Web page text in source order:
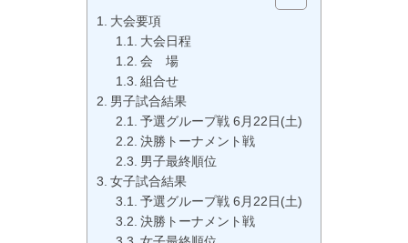
大会要項
大会日程
会 場
組合せ
男子試合結果
予選グループ戦 6月22日(土)
決勝トーナメント戦
男子最終順位
女子試合結果
予選グループ戦 6月22日(土)
決勝トーナメント戦